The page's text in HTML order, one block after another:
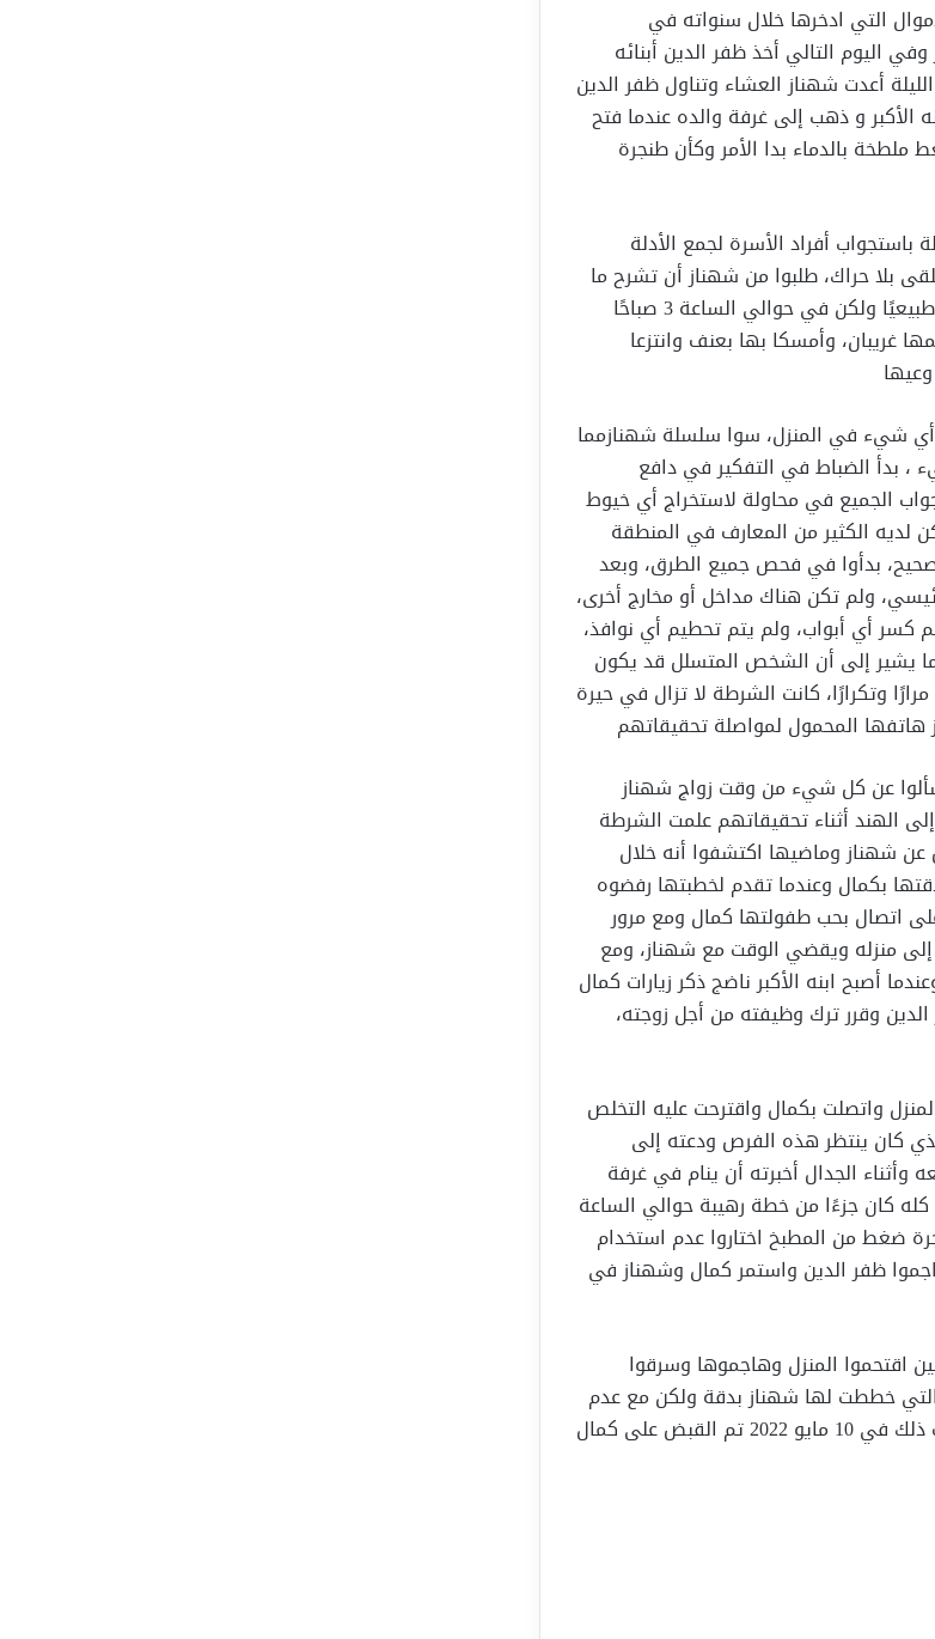
التي ادخرها خلال سنواته في
بيهار وفي اليوم التالي أخذ ظفر الدين أبنائه
أعدت شهناز العشاء وتناول ظفر الدين
الأكبر و ذهب إلى غرفة والده عندما فتح
ملطخة بالدماء بدا الأمر وكأن طنجرة
أفراد الأسرة لجمع الأدلة
بلا حراك، طلبوا من شهناز أن تشرح ما
حدث في تلك الليلة، بدأت بالقول إنهم تناولوا العشاء كعائلة وبدا كل شيء طبيعيًا ولكن في حوالي الساعة 3 صباحًا
غريبان، وأمسكا بها بعنف وانتزعا
شيء في المنزل، سوا سلسلة شهناز‏مما
الضباط في التفكير في دافع
الجميع في محاولة لاستخراج أي خيوط
لديه الكثير من المعارف في المنطقة
بدأوا في فحص جميع الطرق، وبعد
ولم تكن هناك مداخل أو مخارج أخرى،
كسر أي أبواب، ولم يتم تحطيم أي نوافذ،
يشير إلى أن الشخص المتسلل قد يكون
وتكرارًا، كانت الشرطة لا تزال في حيرة
هاتفها المحمول لمواصلة تحقيقاتهم‏
عن كل شيء من وقت زواج شهناز
الهند أثناء تحقيقاتهم علمت الشرطة
شهناز وماضيها اكتشفوا أنه خلال
بكمال وعندما تقدم لخطبتها رفضوه
اتصال بحب طفولتها كمال ومع مرور
منزله ويقضي الوقت مع شهناز، ومع
أصبح ابنه الأكبر ناضج ذكر زيارات كمال
وقرر ترك وظيفته من أجل زوجته،
المنزل واتصلت بكمال واقترحت عليه التخلص
كان ينتظر هذه الفرص ودعته إلى
وأثناء الجدال أخبرته أن ينام في غرفة
كان جزءًا من خطة رهيبة حوالي الساعة
ضغط من المطبخ اختاروا عدم استخدام
ظفر الدين واستمر كمال وشهناز في
اقتحموا المنزل وهاجموها وسرقوا
خططت لها شهناز بدقة ولكن مع عدم
سرقة أي شيء باستثناء السلسلة انكشف طبيعة الهجوم والأحداث التي تلت ذلك في 10 مايو 2022 تم القبض على كمال